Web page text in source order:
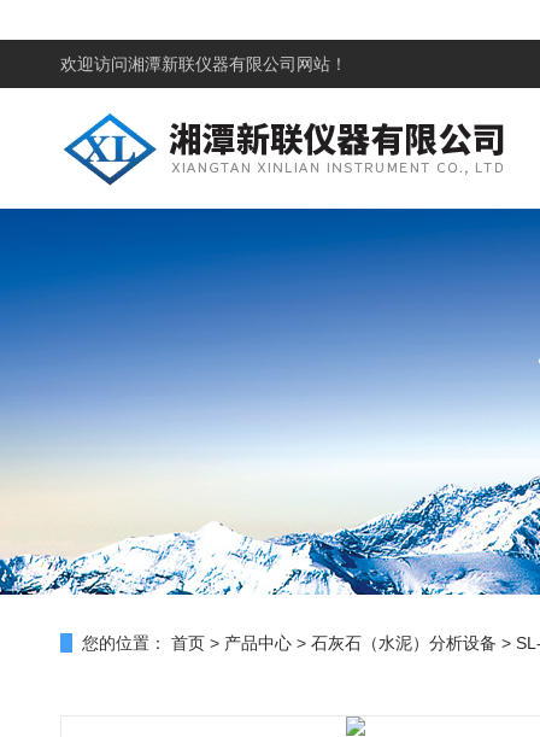
欢迎访问湘潭新联仪器有限公司网站！
您的位置： 首页 > 产品中心 > 石灰石（水泥）分析设备 >